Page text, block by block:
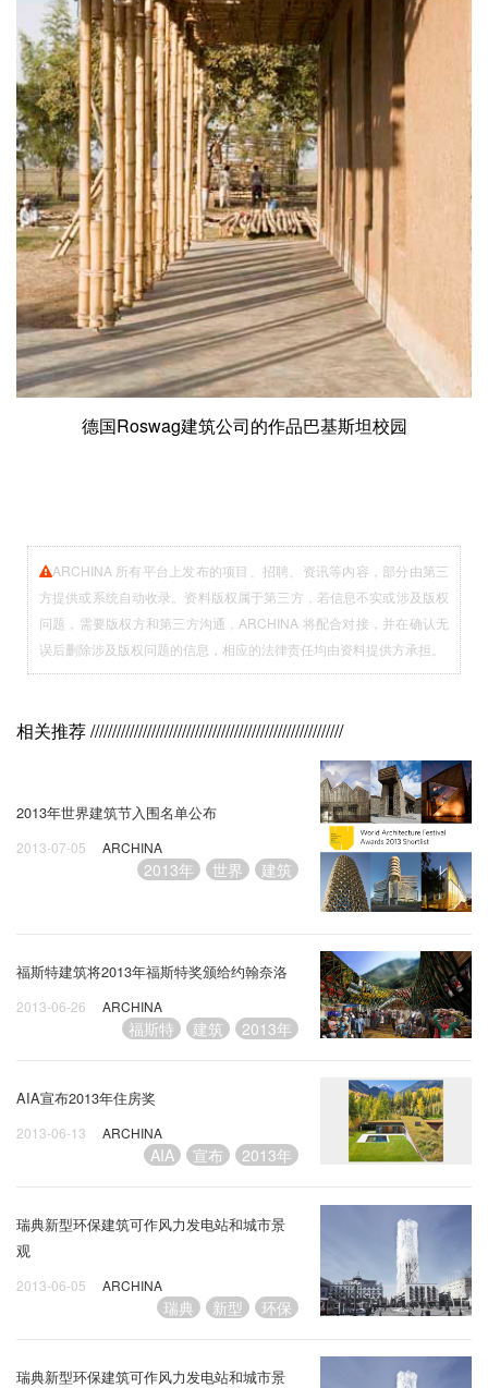
德国Roswag建筑公司的作品巴基斯坦校园
ARCHINA 所有平台上发布的项目、招聘、资讯等内容，部分由第三
方提供或系统自动收录。资料版权属于第三方，若信息不实或涉及版权
问题，需要版权方和第三方沟通，ARCHINA 将配合对接，并在确认无
误后删除涉及版权问题的信息，相应的法律责任均由资料提供方承担。
相关推荐//////////////////////////////////////////////////////////
2013年世界建筑节入围名单公布
2013-07-05 ARCHINA
2013年 世界 建筑
福斯特建筑将2013年福斯特奖颁给约翰奈洛
2013-06-26 ARCHINA
福斯特 建筑 2013年
AIA宣布2013年住房奖
2013-06-13 ARCHINA
AIA 宣布 2013年
瑞典新型环保建筑可作风力发电站和城市景
观
2013-06-05 ARCHINA
瑞典 新型 环保
瑞典新型环保建筑可作风力发电站和城市景